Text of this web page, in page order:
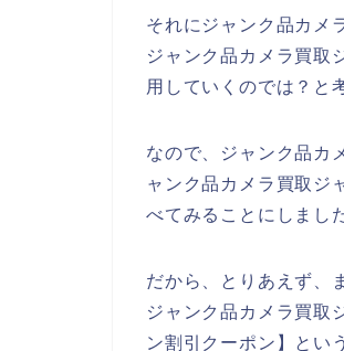
それにジャンク品カメ
ジャンク品カメラ買取
用していくのでは？と
なので、ジャンク品カ
ャンク品カメラ買取ジ
べてみることにしまし
だから、とりあえず、
ジャンク品カメラ買取
ン割引クーポン】とい